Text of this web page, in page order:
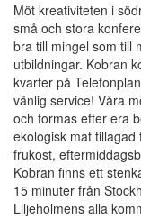
Möt kreativiteten i
små och stora
bra till mingel som till
utbildningar. Kobran
kvarter på
vänlig service! Våra
och formas efter era
ekologisk mat
frukost,
Kobran finns ett
15 minuter från
Liljeholmens alla